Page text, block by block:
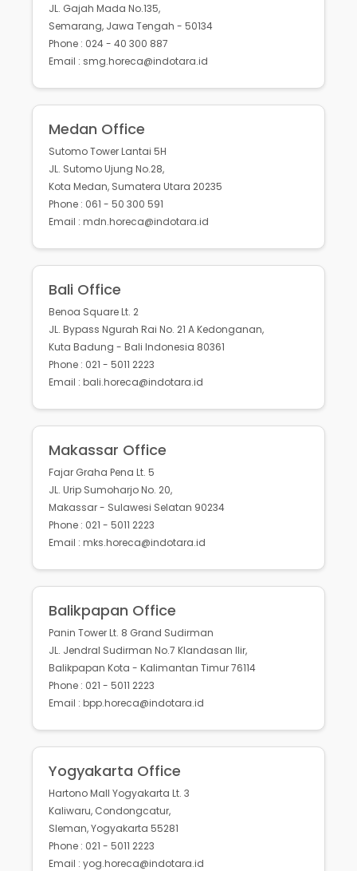
JL. Gajah Mada No.135,
Semarang, Jawa Tengah - 50134
Phone : 024 - 40 300 887
Email : smg.horeca@indotara.id
Medan Office
Sutomo Tower Lantai 5H
JL. Sutomo Ujung No.28,
Kota Medan, Sumatera Utara 20235
Phone : 061 - 50 300 591
Email : mdn.horeca@indotara.id
Bali Office
Benoa Square Lt. 2
JL. Bypass Ngurah Rai No. 21 A Kedonganan,
Kuta Badung - Bali Indonesia 80361
Phone : 021 - 5011 2223
Email : bali.horeca@indotara.id
Makassar Office
Fajar Graha Pena Lt. 5
JL. Urip Sumoharjo No. 20,
Makassar - Sulawesi Selatan 90234
Phone : 021 - 5011 2223
Email : mks.horeca@indotara.id
Balikpapan Office
Panin Tower Lt. 8 Grand Sudirman
JL. Jendral Sudirman No.7 Klandasan Ilir,
Balikpapan Kota - Kalimantan Timur 76114
Phone : 021 - 5011 2223
Email : bpp.horeca@indotara.id
Yogyakarta Office
Hartono Mall Yogyakarta Lt. 3
Kaliwaru, Condongcatur,
Sleman, Yogyakarta 55281
Phone : 021 - 5011 2223
Email : yog.horeca@indotara.id